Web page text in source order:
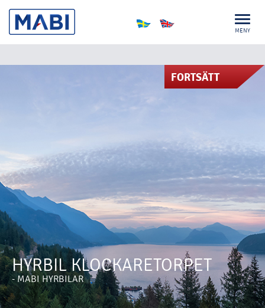
MENY
HYRBIL KLOCKARETORPET
- MABI HYRBILAR
FORTSÄTT